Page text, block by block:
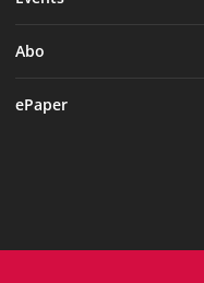
Abo
ePaper